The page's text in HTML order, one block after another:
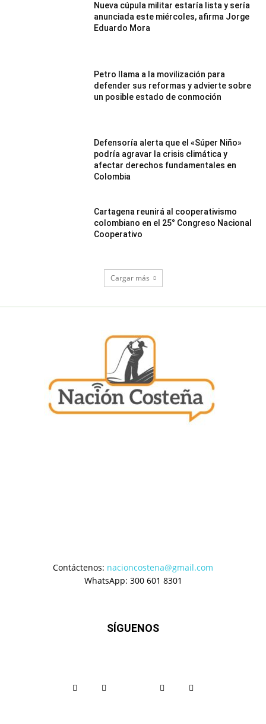
Nueva cúpula militar estaría lista y sería
anunciada este miércoles, afirma Jorge
Eduardo Mora
Petro llama a la movilización para
defender sus reformas y advierte sobre
un posible estado de conmoción
Defensoría alerta que el «Súper Niño»
podría agravar la crisis climática y
afectar derechos fundamentales en
Colombia
Cartagena reunirá al cooperativismo
colombiano en el 25° Congreso Nacional
Cooperativo
Cargar más
Contáctenos: nacioncostena@gmail.com
WhatsApp: 300 601 8301
SÍGUENOS